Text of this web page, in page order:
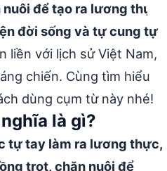
để tạo ra lương thực,
đời sống và tự cung tự
liền với lịch sử Việt Nam,
chiến. Cùng tìm hiểu
dùng cụm từ này nhé!
là gì?
tự tay làm ra lương thực,
trọt, chăn nuôi để